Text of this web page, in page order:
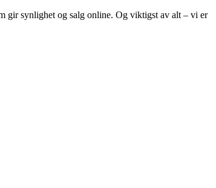
gir synlighet og salg online. Og viktigst av alt – vi er